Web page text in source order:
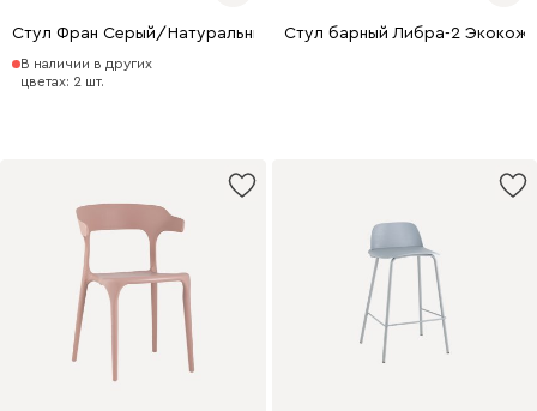
Стул Фран Серый/Натуральный
В наличии в других
цветах: 2 шт.
Стул барный Либра-2